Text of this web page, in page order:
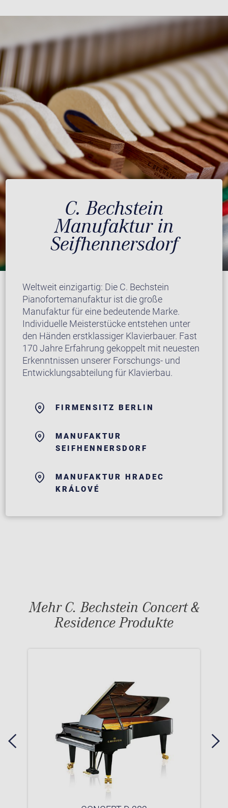
C. Bechstein
Manufaktur in
Seifhennersdorf
Weltweit einzigartig: Die C. Bechstein
Pianofortemanufaktur ist die große
Manufaktur für eine bedeutende Marke.
Individuelle Meisterstücke entstehen unter
den Händen erstklassiger Klavierbauer. Fast
170 Jahre Erfahrung gekoppelt mit neuesten
Erkenntnissen unserer Forschungs- und
Entwicklungsabteilung für Klavierbau.
FIRMENSITZ BERLIN
MANUFAKTUR
SEIFHENNERSDORF
MANUFAKTUR HRADEC
KRÁLOVÉ
Mehr C. Bechstein Concert &
Residence Produkte